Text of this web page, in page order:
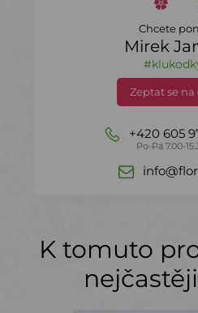
Chcete
Mirek
Zeptat se na
+420 605
Po-Pá 7.00-
K tomuto